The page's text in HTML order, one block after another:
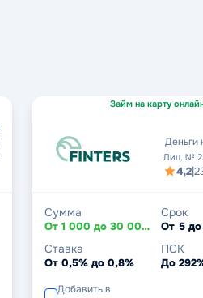
Займ на карту
Деньги
Лиц. №
4,2|
Сумма
От 1 000 до 30 000 ₽
Срок
От 5
Ставка
От 0,5% до 0,8%
ПСК
До
Добавить в